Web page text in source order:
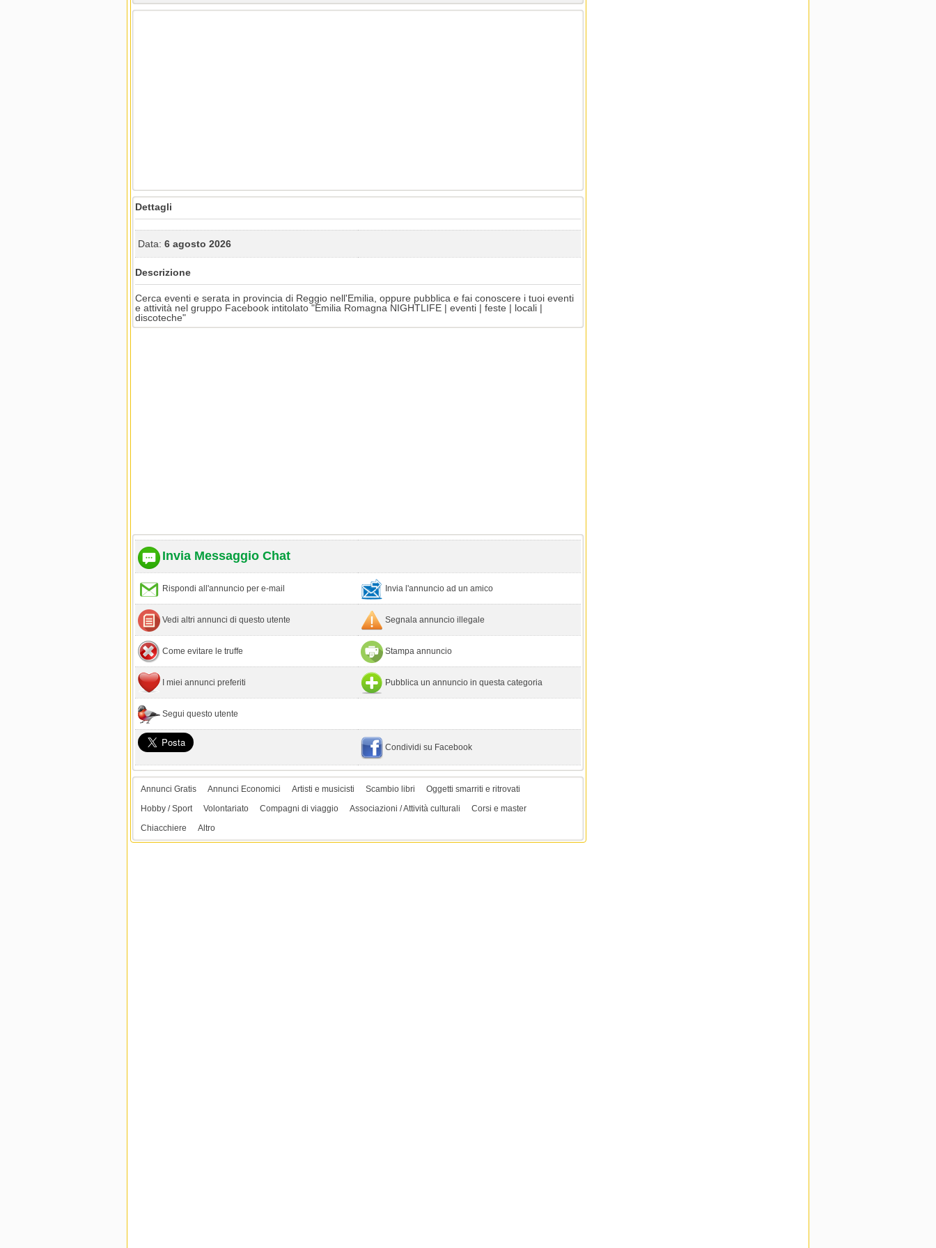
Dettagli
Data: 6 agosto 2026
Descrizione
Cerca eventi e serata in provincia di Reggio nell'Emilia, oppure pubblica e fai conoscere i tuoi eventi
e attività nel gruppo Facebook intitolato "Emilia Romagna NIGHTLIFE | eventi | feste | locali |
discoteche"
Invia Messaggio Chat
Rispondi all'annuncio per e-mail Invia l'annuncio ad un amico
Vedi altri annunci di questo utente Segnala annuncio illegale
Come evitare le truffe Stampa annuncio
I miei annunci preferiti Pubblica un annuncio in questa categoria
Segui questo utente
Condividi su Facebook
Annunci Gratis Annunci Economici Artisti e musicisti Scambio libri
Oggetti smarriti e ritrovati
Hobby / Sport
Volontariato Compagni di viaggio Associazioni / Attività culturali
Corsi e master
Chiacchiere
Altro